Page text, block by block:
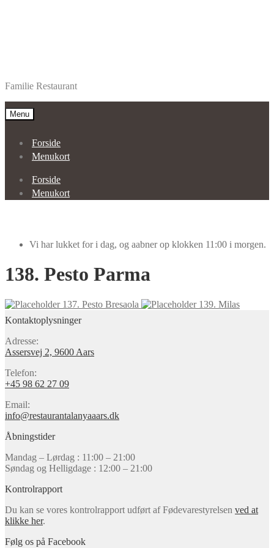
navigation
indhold
Familie Restaurant
Menu
Forside
Menukort
Forside
Menukort
Vi har lukket for i dag, og aabner op klokken 11:00 i morgen.
138. Pesto Parma
137. Pesto Bresaola
139. Milas
Kontaktoplysninger
Adresse:
Assersvej 2, 9600 Aars
Telefon:
+45 98 62 27 09
Email:
info@restaurantalanyaaars.dk
Åbningstider
Mandag – Lørdag : 11:00 – 21:00
Søndag og Helligdage : 12:00 – 21:00
Kontrolrapport
Du kan se vores kontrolrapport udført af Fødevarestyrelsen ved at
klikke her.
Følg os på Facebook